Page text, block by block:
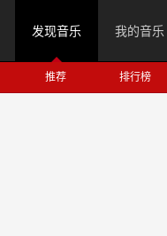
发现音乐 我的音乐
推荐 排行榜